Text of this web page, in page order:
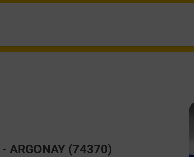
ARGONAY (74370)